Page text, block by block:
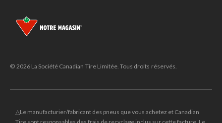
© 2026 La Société Canadian Tire Limitée. Tous droits réservés.
△Le manufacturier/fabricant des pneus que vous achetez et Canadian